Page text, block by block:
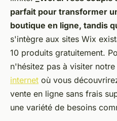
parfait pour transformer
boutique en ligne, tandis
s'intègre aux sites Wix
10 produits gratuitement.
n'hésitez pas à visiter
internet où vous
vente en ligne sans frais
une variété de besoins